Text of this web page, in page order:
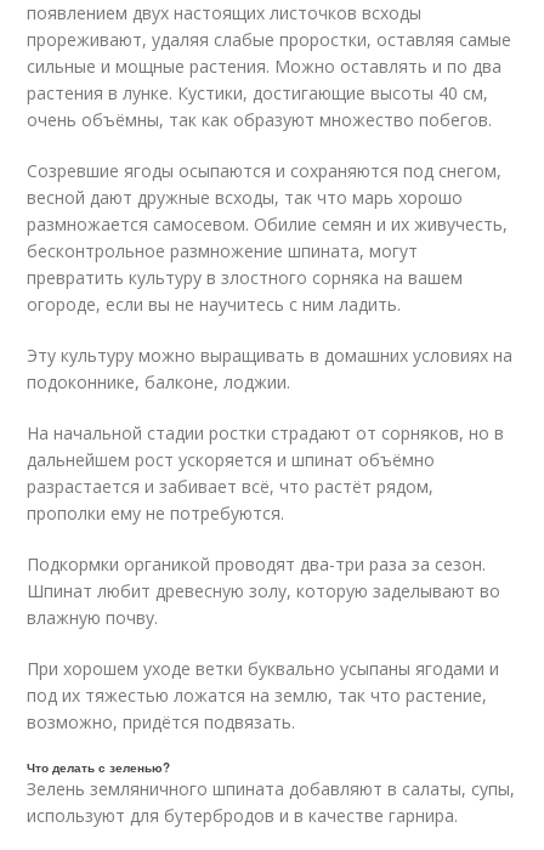
появлением двух настоящих листочков всходы
прореживают, удаляя слабые проростки, оставляя самые
сильные и мощные растения. Можно оставлять и по два
растения в лунке. Кустики, достигающие высоты 40 см,
очень объёмны, так как образуют множество побегов.
Созревшие ягоды осыпаются и сохраняются под снегом,
весной дают дружные всходы, так что марь хорошо
размножается самосевом. Обилие семян и их живучесть,
бесконтрольное размножение шпината, могут
превратить культуру в злостного сорняка на вашем
огороде, если вы не научитесь с ним ладить.
Эту культуру можно выращивать в домашних условиях на
подоконнике, балконе, лоджии.
На начальной стадии ростки страдают от сорняков, но в
дальнейшем рост ускоряется и шпинат объёмно
разрастается и забивает всё, что растёт рядом,
прополки ему не потребуются.
Подкормки органикой проводят два-три раза за сезон.
Шпинат любит древесную золу, которую заделывают во
влажную почву.
При хорошем уходе ветки буквально усыпаны ягодами и
под их тяжестью ложатся на землю, так что растение,
возможно, придётся подвязать.
Что делать с зеленью?
Зелень земляничного шпината добавляют в салаты, супы,
используют для бутербродов и в качестве гарнира.